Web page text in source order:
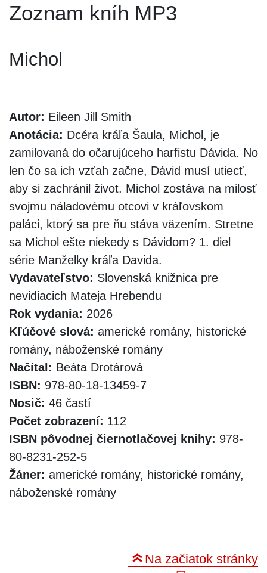
Zoznam kníh MP3
Michol
Autor: Eileen Jill Smith
Anotácia: Dcéra kráľa Šaula, Michol, je
zamilovaná do očarujúceho harfistu Dávida. No
len čo sa ich vzťah začne, Dávid musí utiecť,
aby si zachránil život. Michol zostáva na milosť
svojmu náladovému otcovi v kráľovskom
paláci, ktorý sa pre ňu stáva väzením. Stretne
sa Michol ešte niekedy s Dávidom? 1. diel
série Manželky kráľa Davida.
Vydavateľstvo: Slovenská knižnica pre
nevidiacich Mateja Hrebendu
Rok vydania: 2026
Kľúčové slová: americké romány, historické
romány, náboženské romány
Načítal: Beáta Drotárová
ISBN: 978-80-18-13459-7
Nosič: 46 častí
Počet zobrazení: 112
ISBN pôvodnej čiernotlačovej knihy: 978-
80-8231-252-5
Žáner: americké romány, historické romány,
náboženské romány
Na začiatok stránky